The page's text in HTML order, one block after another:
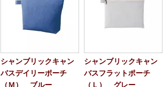
シャンブリックキャン
バスデイリーポーチ
（Ｍ） ブルー
シャンブリックキャン
バスフラットポーチ
（Ｌ） グレー